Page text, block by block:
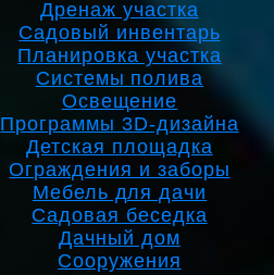
Дренаж участка
Садовый инвентарь
Планировка участка
Системы полива
Освещение
Программы 3D-дизайна
Детская площадка
Ограждения и заборы
Мебель для дачи
Садовая беседка
Дачный дом
Сооружения